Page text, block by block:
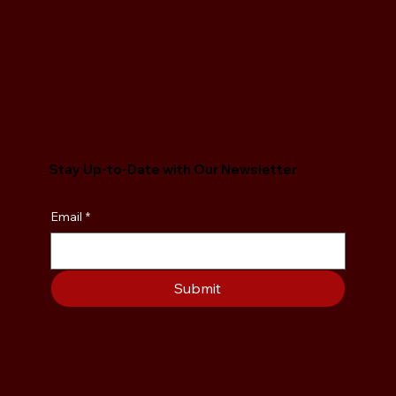
Stay Up-to-Date with Our Newsletter
Email *
Submit